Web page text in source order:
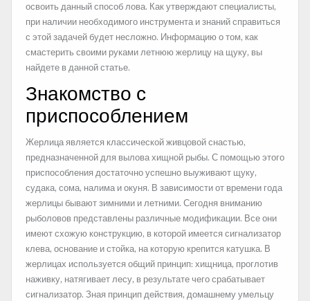
освоить данный способ лова. Как утверждают специалисты,
при наличии необходимого инструмента и знаний справиться
с этой задачей будет несложно. Информацию о том, как
смастерить своими руками летнюю жерлицу на щуку, вы
найдете в данной статье.
Знакомство с
приспособлением
Жерлица является классической живцовой снастью,
предназначенной для вылова хищной рыбы. С помощью этого
приспособления достаточно успешно выуживают щуку,
судака, сома, налима и окуня. В зависимости от времени года
жерлицы бывают зимними и летними. Сегодня вниманию
рыболовов представлены различные модификации. Все они
имеют схожую конструкцию, в которой имеется сигнализатор
клева, основание и стойка, на которую крепится катушка. В
жерлицах используется общий принцип: хищница, проглотив
наживку, натягивает лесу, в результате чего срабатывает
сигнализатор. Зная принцип действия, домашнему умельцу